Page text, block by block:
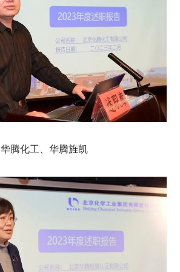
华腾化工、华腾旌凯